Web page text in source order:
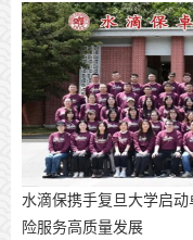
水滴保携手复旦大学启
险服务高质量发展